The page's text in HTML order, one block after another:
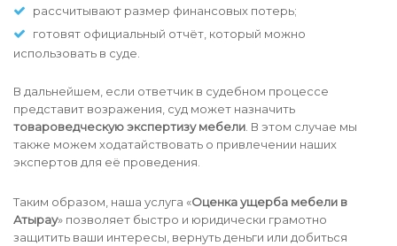
рассчитывают размер финансовых потерь;
готовят официальный отчёт, который можно
использовать в суде.
В дальнейшем, если ответчик в судебном процессе
представит возражения, суд может назначить
товароведческую экспертизу мебели. В этом случае мы
также можем ходатайствовать о привлечении наших
экспертов для её проведения.
Таким образом, наша услуга «Оценка ущерба мебели в
Атырау» позволяет быстро и юридически грамотно
защитить ваши интересы, вернуть деньги или добиться